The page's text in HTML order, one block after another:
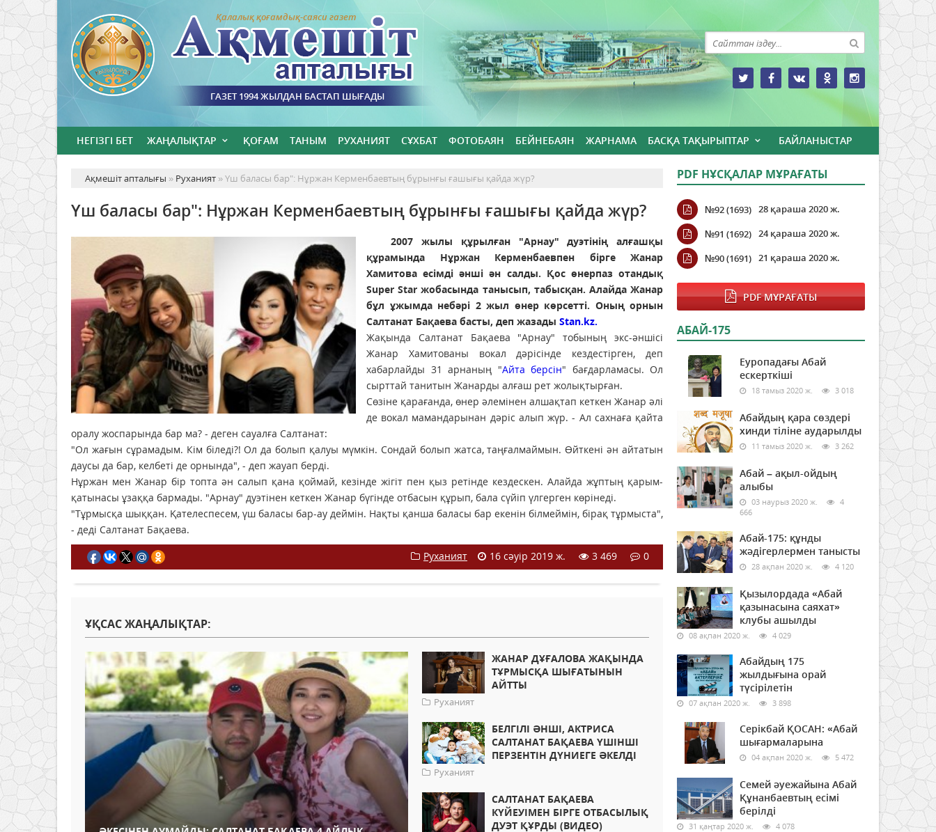
Қалалық қоғамдық-саяси газет
ГАЗЕТ 1994 ЖЫЛДАН БАСТАП ШЫҒАДЫ
НЕГІЗГІ БЕТ ЖАҢАЛЫҚТАР ҚОҒАМ ТАНЫМ РУХАНИЯТ СҰХБАТ ФОТОБАЯН БЕЙНЕБАЯН ЖАРНАМА БАСҚА ТАҚЫРЫПТАР БАЙЛАНЫСТАР
Ақмешіт апталығы » Руханият » Үш баласы бар": Нұржан Керменбаевтың бұрынғы ғашығы қайда жүр?
Үш баласы бар": Нұржан Керменбаевтың бұрынғы ғашығы қайда жүр?
2007 жылы құрылған "Арнау" дуэтінің алғашқы
құрамында Нұржан Керменбаевпен бірге Жанар
Хамитова есімді әнші ән салды. Қос өнерпаз отандық
Super Star жобасында танысып, табысқан. Алайда Жанар
бұл ұжымда небәрі 2 жыл өнер көрсетті. Оның орнын
Салтанат Бақаева басты, деп жазады Stan.kz.
Жақында Салтанат Бақаева "Арнау" тобының экс-әншісі
Жанар Хамитованы вокал дәрісінде кездестірген, деп
хабарлайды 31 арнаның "Айта берсін" бағдарламасы. Ол
сырттай танитын Жанарды алғаш рет жолықтырған.
Сөзіне қарағанда, өнер әлемінен алшақтап кеткен Жанар әлі
де вокал мамандарынан дәріс алып жүр. - Ал сахнаға қайта
оралу жоспарында бар ма? - деген сауалға Салтанат:
"Ол жағын сұрамадым. Кім біледі?! Ол да болып қалуы мүмкін. Сондай болып жатса, таңғалмаймын. Өйткені ән айтатын
даусы да бар, келбеті де орнында", - деп жауап берді.
Нұржан мен Жанар бір топта ән салып қана қоймай, кезінде жігіт пен қыз ретінде кездескен. Алайда жұптың қарым-
қатынасы ұзаққа бармады. "Арнау" дуэтінен кеткен Жанар бүгінде отбасын құрып, бала сүйіп үлгерген көрінеді.
"Тұрмысқа шыққан. Қателеспесем, үш баласы бар-ау деймін. Нақты қанша баласы бар екенін білмеймін, бірақ тұрмыста",
- деді Салтанат Бақаева.
Руханият
16 сәуір 2019 ж. 3 469 0
ҰҚСАС ЖАҢАЛЫҚТАР:
ЖАНАР ДҰҒАЛОВА ЖАҚЫНДА
ТҰРМЫСҚА ШЫҒАТЫНЫН
АЙТТЫ
Руханият
БЕЛГІЛІ ӘНШІ, АКТРИСА
САЛТАНАТ БАҚАЕВА ҮШІНШІ
ПЕРЗЕНТІН ДҮНИЕГЕ ӘКЕЛДІ
Руханият
САЛТАНАТ БАҚАЕВА
КҮЙЕУІМЕН БІРГЕ ОТБАСЫЛЫҚ
ДУЭТ ҚҰРДЫ (ВИДЕО)
PDF НҰСҚАЛАР МҰРАҒАТЫ
№92 (1693) 28 қараша 2020 ж.
№91 (1692) 24 қараша 2020 ж.
№90 (1691) 21 қараша 2020 ж.
PDF МҰРАҒАТЫ
АБАЙ-175
Еуропадағы Абай
ескерткіші
18 тамыз 2020 ж. 3 018
Абайдың қара сөздері
хинди тіліне аударылды
11 тамыз 2020 ж. 3 262
Абай – ақыл-ойдың
алыбы
03 наурыз 2020 ж.
4
666
Абай-175: құнды
жәдігерлермен танысты
28 ақпан 2020 ж. 4 120
Қызылордада «Абай
қазынасына саяхат»
клубы ашылды
08 ақпан 2020 ж. 4 029
Абайдың 175
жылдығына орай
түсірілетін
07 ақпан 2020 ж. 3 898
Серікбай ҚОСАН: «Абай
шығармаларына
04 ақпан 2020 ж. 5 472
Семей әуежайына Абай
Құнанбаевтың есімі
берілді
31 қаңтар 2020 ж. 4 078